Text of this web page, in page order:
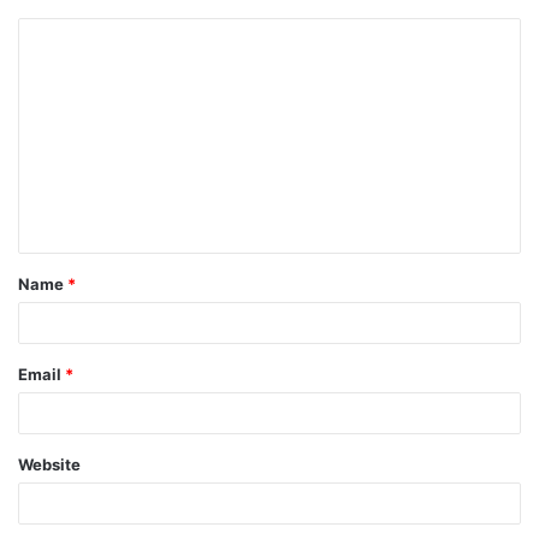
Name *
Email *
Website